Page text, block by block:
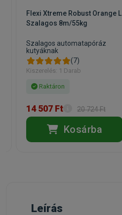
Flexi Xtreme Robust Orange L
Szalagos 8m/55kg
Szalagos automatapóráz
kutyáknak
(7)
Kiszerelés: 1 Darab
Raktáron
14 507 Ft 20 724 Ft
Kosárba
Leírás